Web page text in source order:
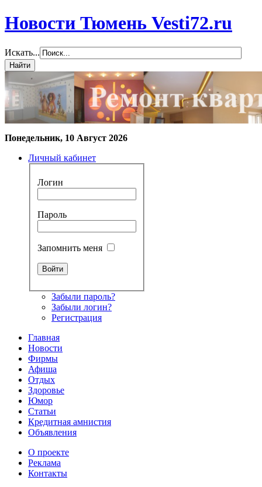
Новости Тюмень Vesti72.ru
Искать...
Понедельник, 10 Август 2026
Личный кабинет
Логин
Пароль
Запомнить меня
Забыли пароль?
Забыли логин?
Регистрация
Главная
Новости
Фирмы
Афиша
Отдых
Здоровье
Юмор
Статьи
Кредитная амнистия
Объявления
О проекте
Реклама
Контакты